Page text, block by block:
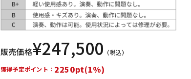
レコーディン
グ機器
配信/ライブ
機器
販売価格¥247,500 （税込）
獲得予定ポイント： 2250pt(1%)